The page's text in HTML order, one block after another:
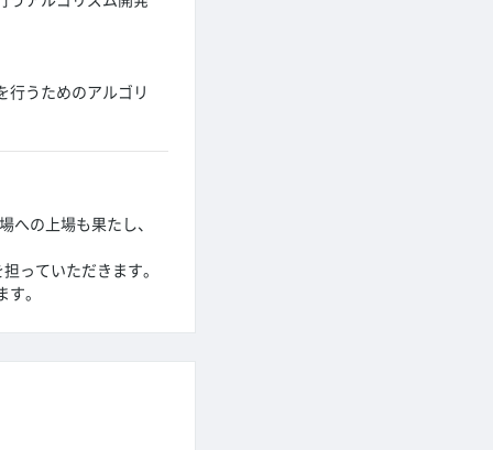
行うためのアルゴリ
への上場も果たし、
っていただきます。
。